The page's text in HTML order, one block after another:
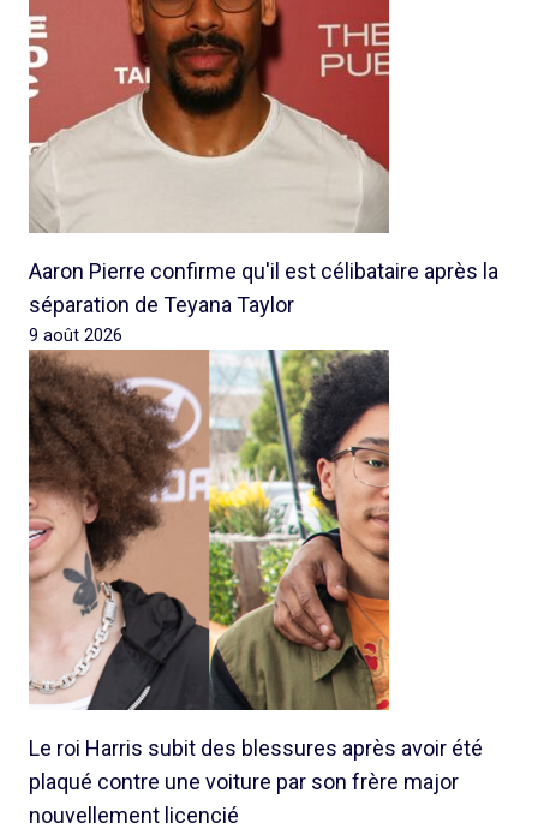
Aaron Pierre confirme qu'il est célibataire après la
séparation de Teyana Taylor
9 août 2026
Le roi Harris subit des blessures après avoir été
plaqué contre une voiture par son frère major
nouvellement licencié